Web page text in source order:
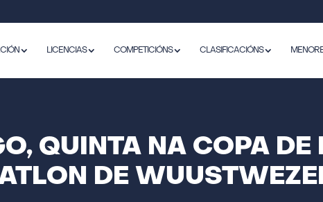
LICENCIAS COMPETICIÓNS CLASIFICACIÓNS
QUINTA NA COPA DE
DE